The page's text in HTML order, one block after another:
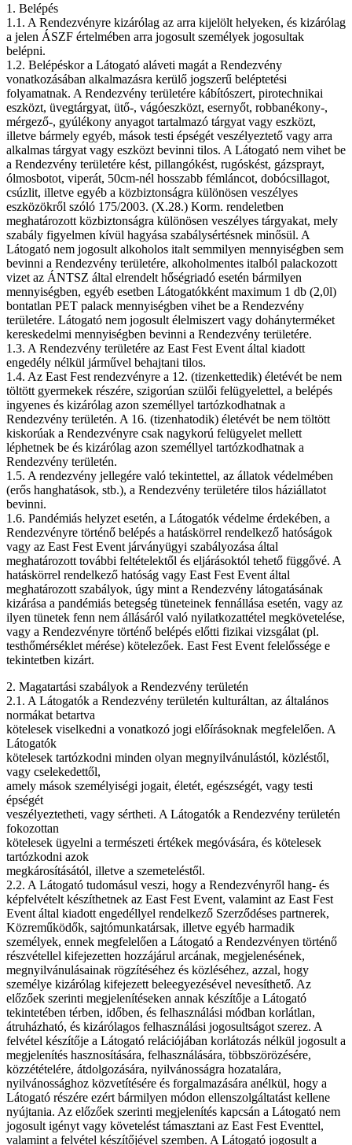
1. Belépés
1.1. A Rendezvényre kizárólag az arra kijelölt helyeken, és kizárólag
a jelen ÁSZF értelmében arra jogosult személyek jogosultak
belépni.
1.2. Belépéskor a Látogató aláveti magát a Rendezvény
vonatkozásában alkalmazásra kerülő jogszerű beléptetési
folyamatnak. A Rendezvény területére kábítószert, pirotechnikai
eszközt, üvegtárgyat, ütő-, vágóeszközt, esernyőt, robbanékony-,
mérgező-, gyúlékony anyagot tartalmazó tárgyat vagy eszközt,
illetve bármely egyéb, mások testi épségét veszélyeztető vagy arra
alkalmas tárgyat vagy eszközt bevinni tilos. A Látogató nem vihet be
a Rendezvény területére kést, pillangókést, rugóskést, gázsprayt,
ólmosbotot, viperát, 50cm-nél hosszabb fémláncot, dobócsillagot,
csúzlit, illetve egyéb a közbiztonságra különösen veszélyes
eszközökről szóló 175/2003. (X.28.) Korm. rendeletben
meghatározott közbiztonságra különösen veszélyes tárgyakat, mely
szabály figyelmen kívül hagyása szabálysértésnek minősül. A
Látogató nem jogosult alkoholos italt semmilyen mennyiségben sem
bevinni a Rendezvény területére, alkoholmentes italból palackozott
vizet az ÁNTSZ által elrendelt hőségriadó esetén bármilyen
mennyiségben, egyéb esetben Látogatókként maximum 1 db (2,0l)
bontatlan PET palack mennyiségben vihet be a Rendezvény
területére. Látogató nem jogosult élelmiszert vagy dohányterméket
kereskedelmi mennyiségben bevinni a Rendezvény területére.
1.3. A Rendezvény területére az East Fest Event által kiadott
engedély nélkül járművel behajtani tilos.
1.4. Az East Fest rendezvényre a 12. (tizenkettedik) életévét be nem
töltött gyermekek részére, szigorúan szülői felügyelettel, a belépés
ingyenes és kizárólag azon személlyel tartózkodhatnak a
Rendezvény területén. A 16. (tizenhatodik) életévét be nem töltött
kiskorúak a Rendezvényre csak nagykorú felügyelet mellett
léphetnek be és kizárólag azon személlyel tartózkodhatnak a
Rendezvény területén.
1.5. A rendezvény jellegére való tekintettel, az állatok védelmében
(erős hanghatások, stb.), a Rendezvény területére tilos háziállatot
bevinni.
1.6. Pandémiás helyzet esetén, a Látogatók védelme érdekében, a
Rendezvényre történő belépés a hatáskörrel rendelkező hatóságok
vagy az East Fest Event járványügyi szabályozása által
meghatározott további feltételektől és eljárásoktól tehető függővé. A
hatáskörrel rendelkező hatóság vagy East Fest Event által
meghatározott szabályok, úgy mint a Rendezvény látogatásának
kizárása a pandémiás betegség tüneteinek fennállása esetén, vagy az
ilyen tünetek fenn nem állásáról való nyilatkozattétel megkövetelése,
vagy a Rendezvényre történő belépés előtti fizikai vizsgálat (pl.
testhőmérséklet mérése) kötelezőek. East Fest Event felelőssége e
tekintetben kizárt.
2. Magatartási szabályok a Rendezvény területén
2.1. A Látogatók a Rendezvény területén kulturáltan, az általános
normákat betartva
kötelesek viselkedni a vonatkozó jogi előírásoknak megfelelően. A
Látogatók
kötelesek tartózkodni minden olyan megnyilvánulástól, közléstől,
vagy cselekedettől,
amely mások személyiségi jogait, életét, egészségét, vagy testi
épségét
veszélyeztetheti, vagy sértheti. A Látogatók a Rendezvény területén
fokozottan
kötelesek ügyelni a természeti értékek megóvására, és kötelesek
tartózkodni azok
megkárosításától, illetve a szemeteléstől.
2.2. A Látogató tudomásul veszi, hogy a Rendezvényről hang- és
képfelvételt készíthetnek az East Fest Event, valamint az East Fest
Event által kiadott engedéllyel rendelkező Szerződéses partnerek,
Közreműködők, sajtómunkatársak, illetve egyéb harmadik
személyek, ennek megfelelően a Látogató a Rendezvényen történő
részvétellel kifejezetten hozzájárul arcának, megjelenésének,
megnyilvánulásainak rögzítéséhez és közléséhez, azzal, hogy
személye kizárólag kifejezett beleegyezésével nevesíthető. Az
előzőek szerinti megjelenítéseken annak készítője a Látogató
tekintetében térben, időben, és felhasználási módban korlátlan,
átruházható, és kizárólagos felhasználási jogosultságot szerez. A
felvétel készítője a Látogató relációjában korlátozás nélkül jogosult a
megjelenítés hasznosítására, felhasználására, többszörözésére,
közzétételére, átdolgozására, nyilvánosságra hozatalára,
nyilvánossághoz közvetítésére és forgalmazására anélkül, hogy a
Látogató részére ezért bármilyen módon ellenszolgáltatást kellene
nyújtania. Az előzőek szerinti megjelenítés kapcsán a Látogató nem
jogosult igényt vagy követelést támasztani az East Fest Eventtel,
valamint a felvétel készítőjével szemben. A Látogató jogosult a